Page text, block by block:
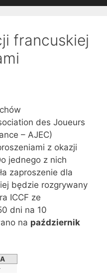
francuskiej
des Joueurs
– AJEC)
z okazji
jednego z nich
zaproszenie dla
będzie rozgrywany
ICCF ze
dni na 10
na październik